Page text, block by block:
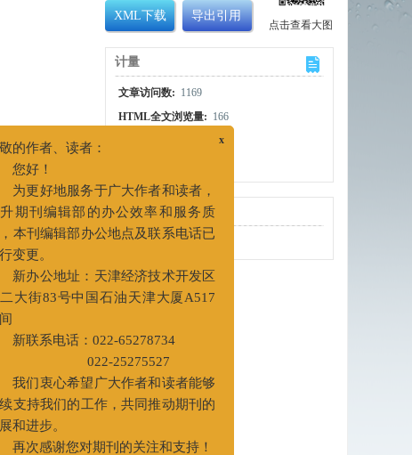
井井筒温
测模型，
度位置位
底 ；水平
XML下载 导出引用
点击查看大图
计量
文章访问数: 1169
HTML全文浏览量: 166
出版历程
刊出日期:2014-09-30
尊敬的作者、读者：
您好！
为更好地服务于广大作者和读者，
提升期刊编辑部的办公效率和服务质
量，本刊编辑部办公地点及联系电话已
进行变更。
新办公地址：天津经济技术开发区
第二大街83号中国石油天津大厦A517
房间
新联系电话：022-65278734
022-25275527
我们衷心希望广大作者和读者能够
继续支持我们的工作，共同推动期刊的
发展和进步。